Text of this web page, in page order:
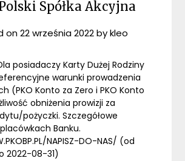
Spółka Akcyjna
on22 września 2022bykleo
posiadaczy Karty Dużej Rodziny
warunki prowadzenia
(PKO Konto za Zero i PKO Konto
obniżenia prowizji za
pożyczki. Szczegółowe
Banku.
NAPISZ-DO-NAS/ (od
2022-08-31)